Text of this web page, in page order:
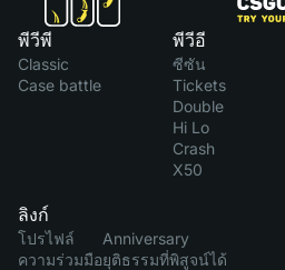
พีวีพี
Classic
Case battle
พีวีอี
ซีซัน
Tickets
Double
Hi Lo
Crash
X50
ลิงก์
โปรไฟล์
ความร่วมมือ
Anniversary
ยุติธรรมที่พิสูจน์ได้